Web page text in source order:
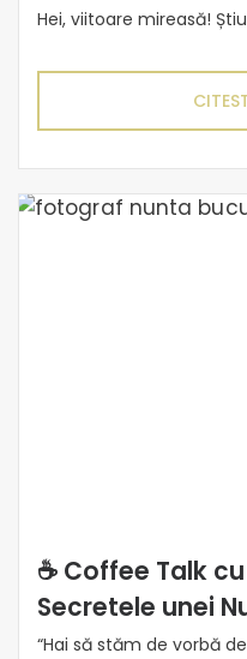
Hei, viitoare mireasă!
☕ Coffee Talk
Secretele unei
“Hai să stăm de vorbă